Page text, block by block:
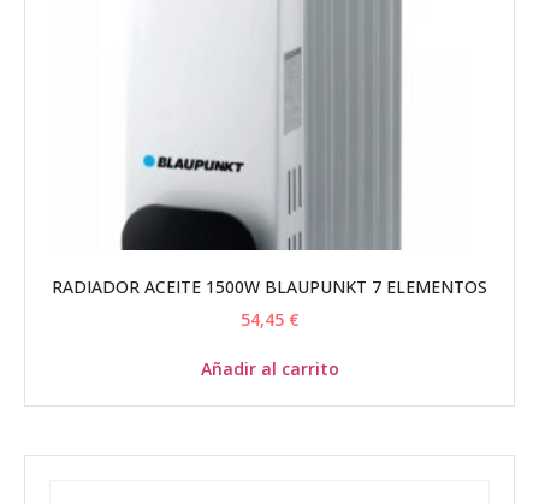
RADIADOR ACEITE 1500W BLAUPUNKT 7 ELEMENTOS
54,45 €
Añadir al carrito